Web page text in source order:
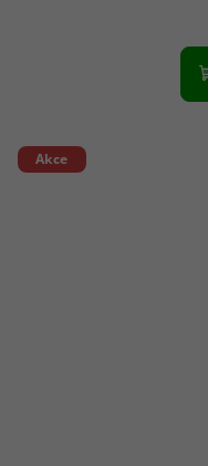
Akce